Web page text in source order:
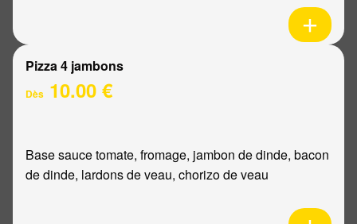
Pizza 4 jambons
Dès 10.00 €
Base sauce tomate, fromage, jambon de dinde, bacon
de dinde, lardons de veau, chorizo de veau